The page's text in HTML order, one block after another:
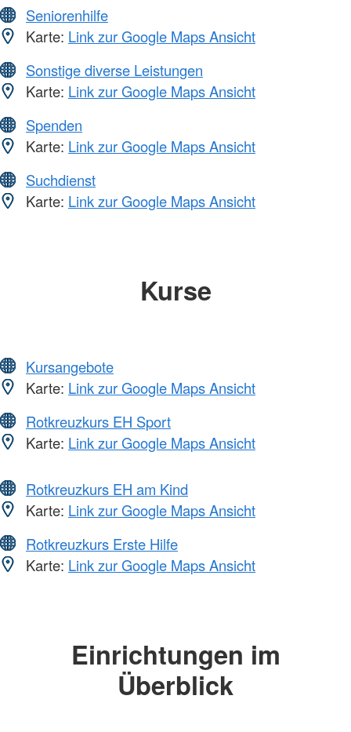
Seniorenhilfe
Karte: Link zur Google Maps Ansicht
Sonstige diverse Leistungen
Karte: Link zur Google Maps Ansicht
Spenden
Karte: Link zur Google Maps Ansicht
Suchdienst
Karte: Link zur Google Maps Ansicht
Kurse
Kursangebote
Karte: Link zur Google Maps Ansicht
Rotkreuzkurs EH Sport
Karte: Link zur Google Maps Ansicht
Rotkreuzkurs EH am Kind
Karte: Link zur Google Maps Ansicht
Rotkreuzkurs Erste Hilfe
Karte: Link zur Google Maps Ansicht
Einrichtungen im
Überblick